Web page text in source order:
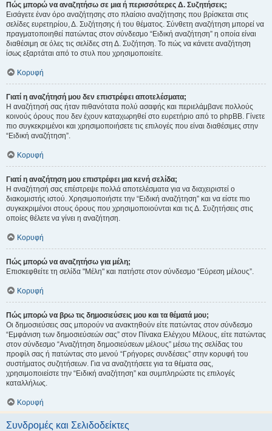
Πώς μπορώ να αναζητήσω σε μια ή περισσότερες Δ. Συζητήσεις;
Εισάγετε έναν όρο αναζήτησης στο πλαίσιο αναζήτησης που βρίσκεται στις
σελίδες ευρετηρίου, Δ. Συζήτησης ή του θέματος. Σύνθετη αναζήτηση μπορεί να
πραγματοποιηθεί πατώντας στον σύνδεσμο “Ειδική αναζήτηση” η οποία είναι
διαθέσιμη σε όλες τις σελίδες στη Δ. Συζήτηση. Το πώς να κάνετε αναζήτηση
ίσως εξαρτάται από το στυλ που χρησιμοποιείτε.
Κορυφή
Γιατί η αναζήτησή μου δεν επιστρέφει αποτελέσματα;
Η αναζήτησή σας ήταν πιθανότατα πολύ ασαφής και περιελάμβανε πολλούς
κοινούς όρους που δεν έχουν καταχωρηθεί στο ευρετήριο από το phpBB. Γίνετε
πιο συγκεκριμένοι και χρησιμοποιήσετε τις επιλογές που είναι διαθέσιμες στην
“Ειδική αναζήτηση”.
Κορυφή
Γιατί η αναζήτηση μου επιστρέφει μια κενή σελίδα;
Η αναζήτησή σας επέστρεψε πολλά αποτελέσματα για να διαχειριστεί ο
διακομιστής ιστού. Χρησιμοποιήστε την “Ειδική αναζήτηση” και να είστε πιο
συγκεκριμένοι στους όρους που χρησιμοποιούνται και τις Δ. Συζητήσεις στις
οποίες θέλετε να γίνει η αναζήτηση.
Κορυφή
Πώς μπορώ να αναζητήσω για μέλη;
Επισκεφθείτε τη σελίδα "Μέλη" και πατήστε στον σύνδεσμο “Εύρεση μέλους”.
Κορυφή
Πώς μπορώ να βρω τις δημοσιεύσεις μου και τα θέματά μου;
Οι δημοσιεύσεις σας μπορούν να ανακτηθούν είτε πατώντας στον σύνδεσμο
“Εμφάνιση των δημοσιεύσεών σας” στον Πίνακα Ελέγχου Μέλους, είτε πατώντας
στον σύνδεσμο “Αναζήτηση δημοσιεύσεων μέλους” μέσω της σελίδας του
προφίλ σας ή πατώντας στο μενού “Γρήγορες συνδέσεις” στην κορυφή του
συστήματος συζητήσεων. Για να αναζητήσετε για τα θέματα σας,
χρησιμοποιείστε την “Ειδική αναζήτηση” και συμπληρώστε τις επιλογές
καταλλήλως.
Κορυφή
Συνδρομές και Σελιδοδείκτες